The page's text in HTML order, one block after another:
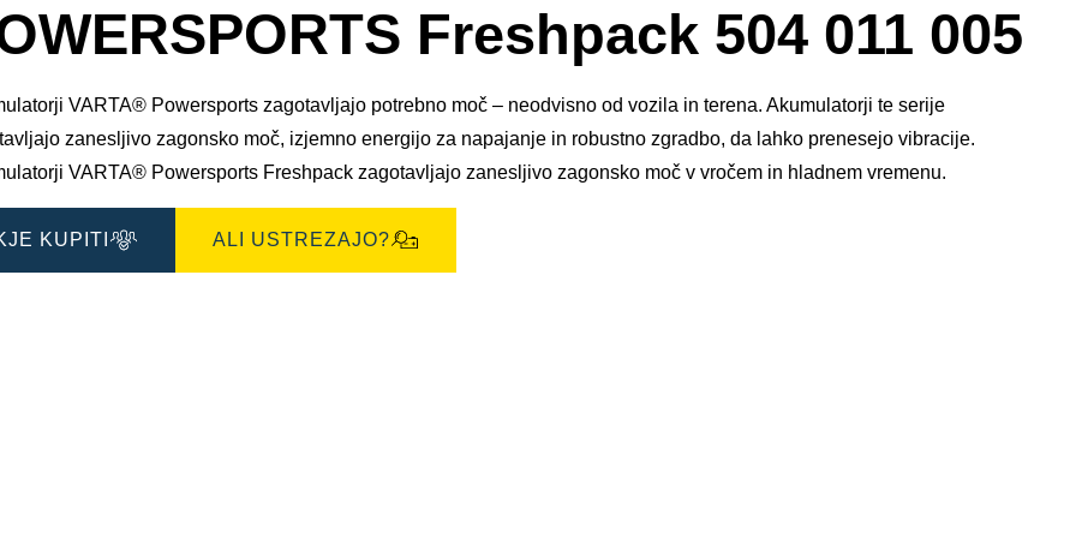
s
slikami
slikami
Freshpack 504 011 005
VARTA® Powersports zagotavljajo potrebno moč – neodvisno od vozila in terena. Akumulatorji te serije
zanesljivo zagonsko moč, izjemno energijo za napajanje in robustno zgradbo, da lahko prenesejo vibracije.
VARTA® Powersports Freshpack zagotavljajo zanesljivo zagonsko moč v vročem in hladnem vremenu.
KUPITI ALI USTREZAJO?